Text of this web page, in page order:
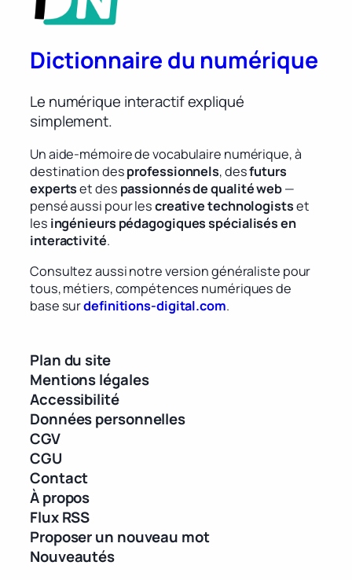
Dictionnaire du numérique
Le numérique interactif expliqué
simplement.
Un aide-mémoire de vocabulaire numérique, à
destination desprofessionnels, desfuturs
expertset des passionnés de qualité web—
pensé aussi pour lescreative technologistset
les ingénieurs pédagogiques spécialisés en
interactivité.
Consultez aussi notre version généraliste pour
tous, métiers, compétences numériques de
base surdefinitions-digital.com.
Plan du site
Mentions légales
Accessibilité
Données personnelles
CGV
CGU
Contact
À propos
Flux RSS
Proposer un nouveau mot
Nouveautés